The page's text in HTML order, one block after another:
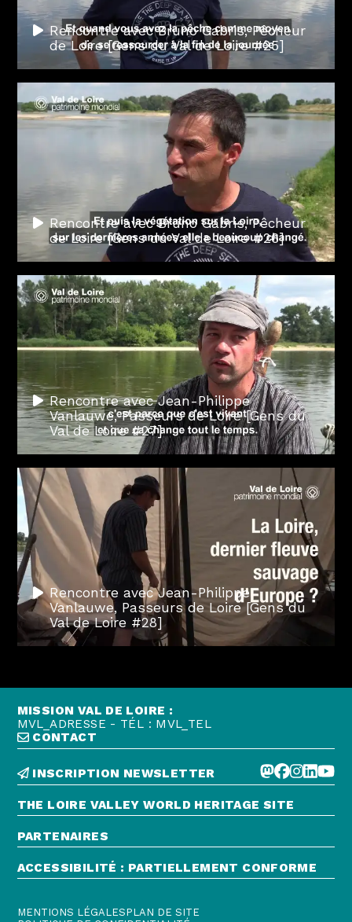
Rencontre avec Bruno Gabris, Pêcheur
de Loire [Gens du Val de Loire #25]
Rencontre avec Bruno Gabris, Pêcheur
de Loire [Gens du Val de Loire #26]
Rencontre avec Jean-Philippe
Vanlauwe, Passeurs de Loire [Gens du
Val de Loire #27]
Rencontre avec Jean-Philippe
Vanlauwe, Passeurs de Loire [Gens du
Val de Loire #28]
MISSION VAL DE LOIRE :
MVL_ADRESSE - TÉL : MVL_TEL
CONTACT
INSCRIPTION NEWSLETTER
THE LOIRE VALLEY WORLD HERITAGE SITE
PARTENAIRES
ACCESSIBILITÉ : PARTIELLEMENT CONFORME
MENTIONS LÉGALESPLAN DE SITE